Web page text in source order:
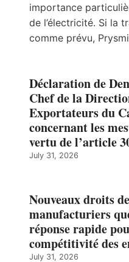
importance
de l’électricité. Si la
comme prévu,
Déclaration de
Chef de la
Exportateurs du
concernant les
vertu de l’article
July 31, 2026
Nouveaux droits
manufacturiers
réponse rapide
compétitivité des
July 31, 2026